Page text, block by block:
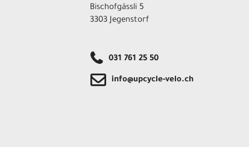
Bischofgässli 5
3303 Jegenstorf
031 761 25 50
info@upcycle-velo.ch